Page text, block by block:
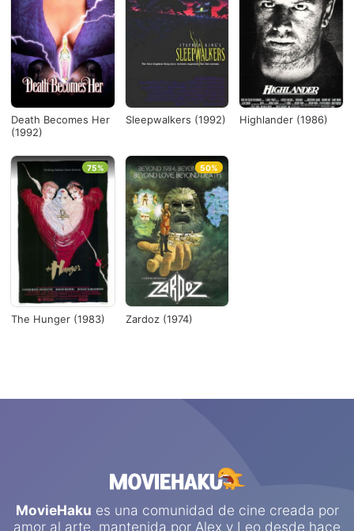
Death Becomes Her
(1992)
Sleepwalkers (1992) Highlander (1986)
The Hunger (1983)
75%
Zardoz (1974)
50%
MovieHaku es una comunidad de cine creada por
amor al arte, mantenida por Alex y Leo desde hace